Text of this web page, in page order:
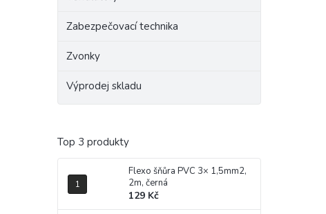
Zabezpečovací technika
Zvonky
Výprodej skladu
Top 3 produkty
Flexo šňůra PVC 3× 1,5mm2,
2m, černá
129 Kč